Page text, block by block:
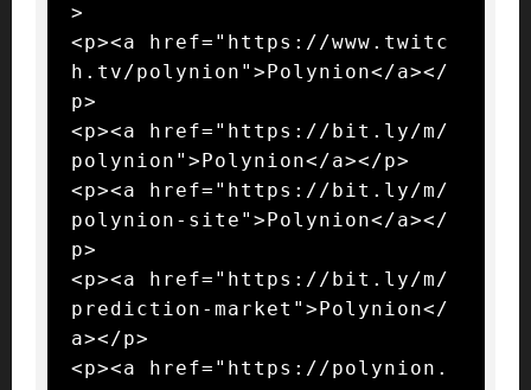
>
<p><a href="https://www.twitc
h.tv/polynion">Polynion</a></
p>
<p><a href="https://bit.ly/m/
polynion">Polynion</a></p>
<p><a href="https://bit.ly/m/
polynion-site">Polynion</a></
p>
<p><a href="https://bit.ly/m/
prediction-market">Polynion</
a></p>
<p><a href="https://polynion.